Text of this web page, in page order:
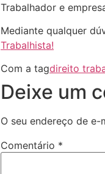
Trabalhador e
Mediante qualquer
Trabalhista!
Com a tagdireito
Deixe um
O seu endereço de
Comentário *